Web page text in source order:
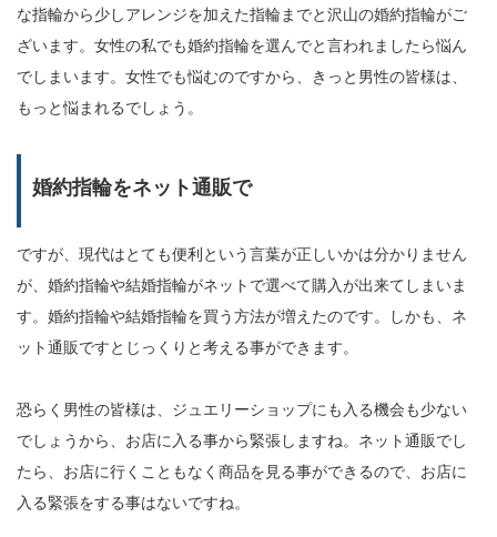
な指輪から少しアレンジを加えた指輪までと沢山の婚約指輪がご
ざいます。女性の私でも婚約指輪を選んでと言われましたら悩ん
でしまいます。女性でも悩むのですから、きっと男性の皆様は、
もっと悩まれるでしょう。
婚約指輪をネット通販で
ですが、現代はとても便利という言葉が正しいかは分かりません
が、婚約指輪や結婚指輪がネットで選べて購入が出来てしまいま
す。婚約指輪や結婚指輪を買う方法が増えたのです。しかも、ネ
ット通販ですとじっくりと考える事ができます。
恐らく男性の皆様は、ジュエリーショップにも入る機会も少ない
でしょうから、お店に入る事から緊張しますね。ネット通販でし
たら、お店に行くこともなく商品を見る事ができるので、お店に
入る緊張をする事はないですね。